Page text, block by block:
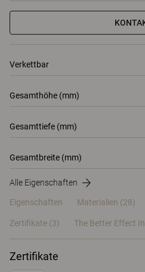
Verkettbar
Gesamthöhe (mm)
Gesamttiefe (mm)
Gesamtbreite (mm)
Alle Eigenschaften
Eigenschaften Materialien (28)
Zertifikate (3) The Better Effect
Zertifikate